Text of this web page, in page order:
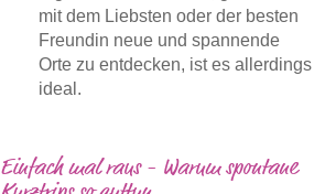
mit dem Liebsten oder der besten
Freundin neue und spannende
Orte zu entdecken, ist es allerdings
ideal.
Einfach mal raus - Warum spontane